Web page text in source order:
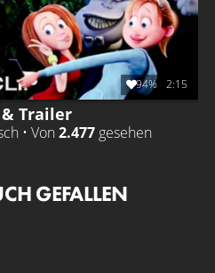
94% 2:15
Trailer
• Von 2.477 gesehen
GEFALLEN